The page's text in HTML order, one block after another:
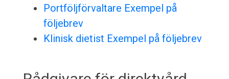
Portföljförvaltare Exempel på
följebrev
Klinisk dietist Exempel på följebrev